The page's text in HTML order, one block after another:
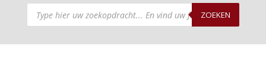
Producten
zoeken ZOEKEN